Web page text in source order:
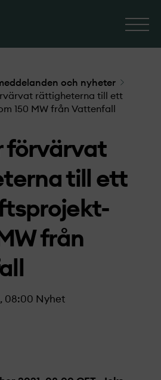
och nyheter
rättigheterna till ett
150 MW från Vattenfall
förvärvat
till ett
från
08:00 Nyhet